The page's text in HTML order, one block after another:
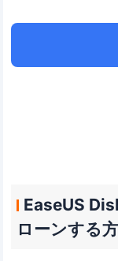
EaseUS
ローンする